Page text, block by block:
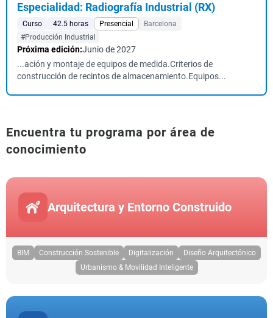
Especialidad: Radiografía Industrial (RX)
Curso 42.5 horas Presencial
Barcelona
#Producción Industrial
Próxima edición:Junio de 2027
...ación y montaje de equipos de medida.Criterios de
construcción de recintos de almacenamiento.Equipos...
Encuentra tu programa por área de
conocimiento
Arquitectura y Entorno Construido
BIM Construcción Sostenible Digitalización
Diseño Arquitectónico
Urbanismo & Movilidad Inteligente